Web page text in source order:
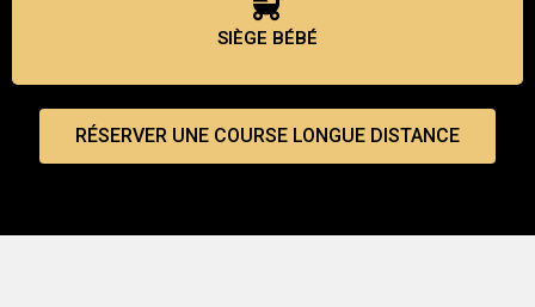
SIÈGE BÉBÉ
RÉSERVER UNE COURSE LONGUE DISTANCE